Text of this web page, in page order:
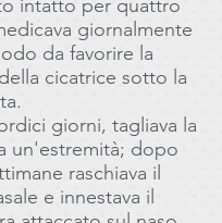
intatto per quattro
giornalmente
da favorire la
cicatrice sotto la
giorni, tagliava la
un'estremità; dopo
raschiava il
e innestava il